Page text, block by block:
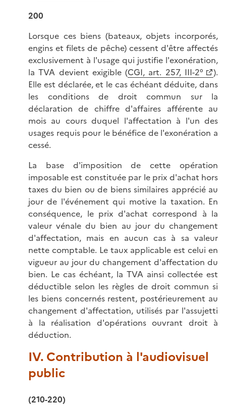
200
Lorsque ces biens (bateaux, objets incorporés,
engins et filets de pêche) cessent d'être affectés
exclusivement à l'usage qui justifie l'exonération,
la TVA devient exigible (CGI, art. 257, III-2°
).
Elle est déclarée, et le cas échéant déduite, dans
les conditions de droit commun sur la
déclaration de chiffre d'affaires afférente au
mois au cours duquel l'affectation à l'un des
usages requis pour le bénéfice de l'exonération a
cessé.
La base d'imposition de cette opération
imposable est constituée par le prix d'achat hors
taxes du bien ou de biens similaires apprécié au
jour de l'événement qui motive la taxation. En
conséquence, le prix d'achat correspond à la
valeur vénale du bien au jour du changement
d'affectation, mais en aucun cas à sa valeur
nette comptable. Le taux applicable est celui en
vigueur au jour du changement d'affectation du
bien. Le cas échéant, la TVA ainsi collectée est
déductible selon les règles de droit commun si
les biens concernés restent, postérieurement au
changement d'affectation, utilisés par l'assujetti
à la réalisation d'opérations ouvrant droit à
déduction.
IV. Contribution à l'audiovisuel
public
(210-220)